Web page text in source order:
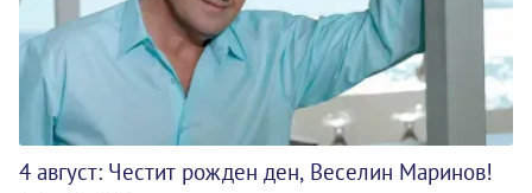
4 август: Честит рожден ден, Веселин Маринов!